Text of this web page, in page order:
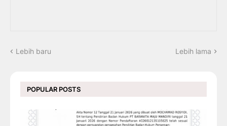
Lebih baru Lebih lama
POPULAR POSTS